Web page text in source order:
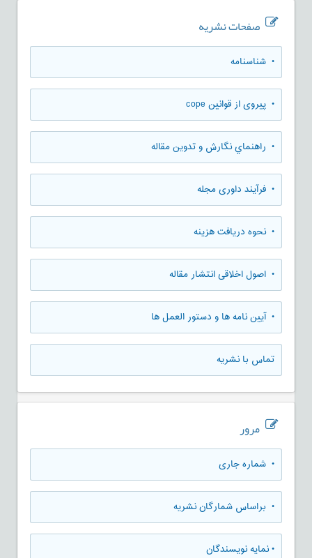
صفحات نشریه
• شناسنامه
• پیروی از قوانین cope
• راهنماي نگارش و تدوين مقاله
• فرآیند داوری مجله
• نحوه دریافت هزینه
• اصول اخلاقی انتشار مقاله
• آیین نامه ها و دستور العمل ها
تماس با نشریه
مرور
• شماره جاری
• براساس شمارگان نشریه
•نمایه نویسندگان